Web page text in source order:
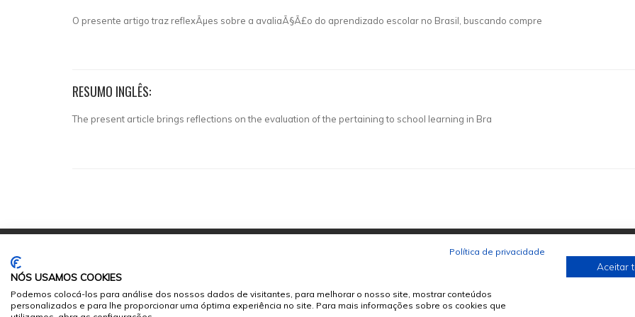
O presente artigo traz reflexÃµes sobre a avaliaÃ§Ã£o do aprendizado escolar no Brasil, buscando compre
RESUMO INGLÊS:
The present article brings reflections on the evaluation of the pertaining to school learning in Bra
© 2026Sumários.org. Todos os Direitos Reservados
Política de privacidade
NÓS USAMOS COOKIES
Podemos colocá-los para análise dos nossos dados de visitantes, para melhorar o nosso site, mostrar conteúdos
personalizados e para lhe proporcionar uma óptima experiência no site. Para mais informações sobre os cookies que
Aceitar